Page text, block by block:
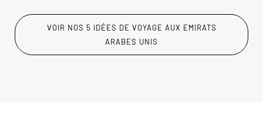
VOIR NOS 5 IDÉES DE VOYAGE AUX EMIRATS
ARABES UNIS